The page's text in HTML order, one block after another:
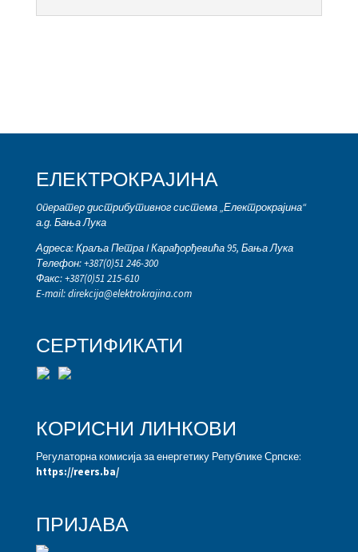
ЕЛЕКТРОКРАЈИНА
Oператер дистрибутивног система „Електрокрајина“
а.д. Бања Лука
Адреса: Краља Петра I Карађорђевића 95, Бања Лука
Телефон: +387(0)51 246-300
Факс: +387(0)51 215-610
E-mail:direkcija@elektrokrajina.com
СЕРТИФИКАТИ
КОРИСНИ ЛИНКОВИ
Регулаторна комисија за енергетику Републике Српске:
https://reers.ba/
ПРИЈАВА